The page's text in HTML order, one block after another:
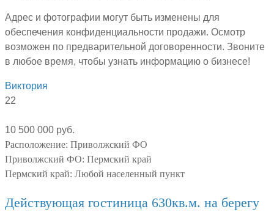
Адрес и фотографии могут быть изменены для
обеспечения конфиденциальности продажи. Осмотр
возможен по предварительной договоренности. Звоните
в любое время, чтобы узнать информацию о бизнесе!
Виктория
22
10 500 000 руб.
Расположение: Приволжский ФО
Приволжский ФО: Пермский край
Пермский край: Любой населенный пункт
Действующая гостиница 630кв.м. на берегу